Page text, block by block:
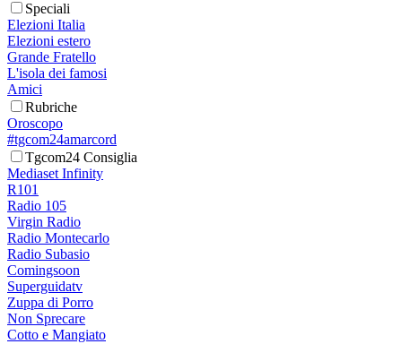
Speciali
Elezioni Italia
Elezioni estero
Grande Fratello
L'isola dei famosi
Amici
Rubriche
Oroscopo
#tgcom24amarcord
Tgcom24 Consiglia
Mediaset Infinity
R101
Radio 105
Virgin Radio
Radio Montecarlo
Radio Subasio
Comingsoon
Superguidatv
Zuppa di Porro
Non Sprecare
Cotto e Mangiato